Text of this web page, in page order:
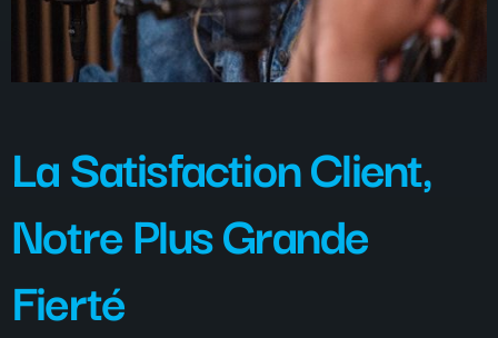
La Satisfaction Client,
Notre Plus Grande
Fierté